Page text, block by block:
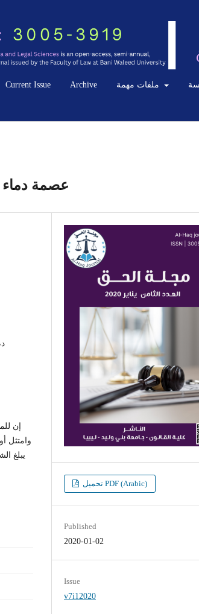
Current Issue Archive
عصمة دماء
إن
وامتثل
يبلغ
تحميل PDF (Arabic)
Published
2020-01-02
Issue
v7i12020